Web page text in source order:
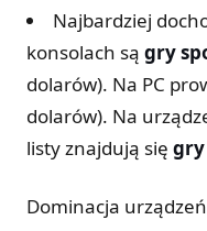
Najbardziej
konsolach są gry
dolarów). Na PC
dolarów). Na
listy znajdują się gry
Dominacja